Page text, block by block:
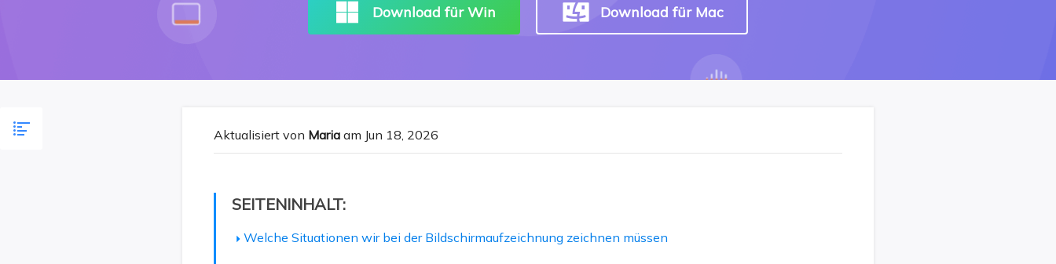
Download für Win Download für Mac
Aktualisiert von Maria am Jun 18, 2026
SEITENINHALT:
Welche Situationen wir bei der Bildschirmaufzeichnung zeichnen müssen